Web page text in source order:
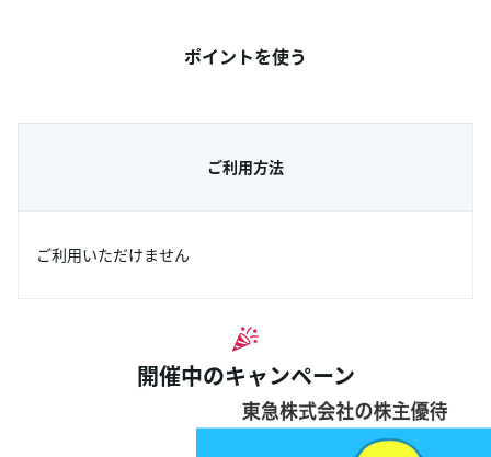
ポイントを使う
ご利用方法
ご利用いただけません
開催中のキャンペーン